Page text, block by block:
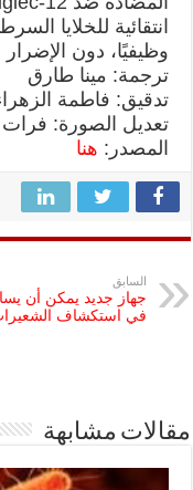
انتقائية للخلايا
وظيفيًا، دون الإضرار
ترجمة: مينا طارق
تدقيق: فاطمة
تعديل الصورة:
المصدر: هنا
السابق
جهاز جديد يمكن أن
في استكشاف
مقالات مشابهة